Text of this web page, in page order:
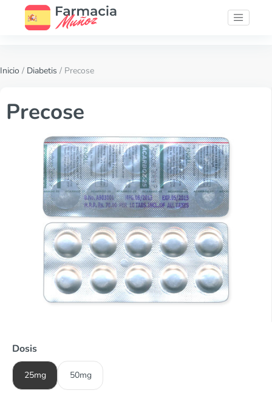
Inicio / Diabetis / Precose
Precose
Dosis
25mg 50mg